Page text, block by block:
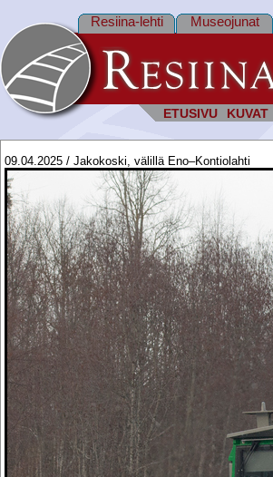
ETUSIVU KUVAT
Resiina-lehti Museojunat
09.04.2025 / Jakokoski, välillä Eno–Kontiolahti